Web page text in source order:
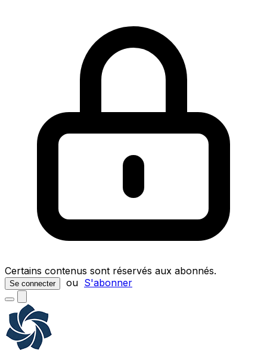
Certains contenus sont réservés aux abonnés.
Se connecter ou S'abonner